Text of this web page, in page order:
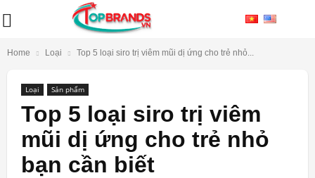
Home Loại Top 5 loại siro trị viêm mũi dị ứng cho trẻ nhỏ...
Loại Sản phẩm
Top 5 loại siro trị viêm
mũi dị ứng cho trẻ nhỏ
bạn cần biết